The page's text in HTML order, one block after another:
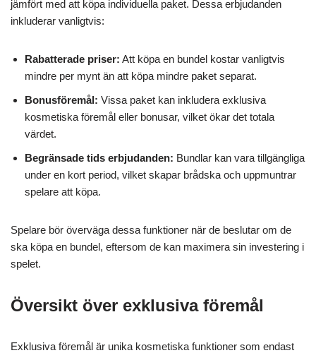
jämfört med att köpa individuella paket. Dessa erbjudanden
inkluderar vanligtvis:
Rabatterade priser: Att köpa en bundel kostar vanligtvis
mindre per mynt än att köpa mindre paket separat.
Bonusföremål: Vissa paket kan inkludera exklusiva
kosmetiska föremål eller bonusar, vilket ökar det totala
värdet.
Begränsade tids erbjudanden: Bundlar kan vara tillgängliga
under en kort period, vilket skapar brådska och uppmuntrar
spelare att köpa.
Spelare bör överväga dessa funktioner när de beslutar om de
ska köpa en bundel, eftersom de kan maximera sin investering i
spelet.
Översikt över exklusiva föremål
Exklusiva föremål är unika kosmetiska funktioner som endast